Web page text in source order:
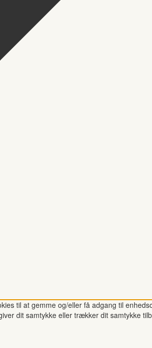
til at gemme og/eller få adgang til
dit samtykke eller trækker dit samtykke